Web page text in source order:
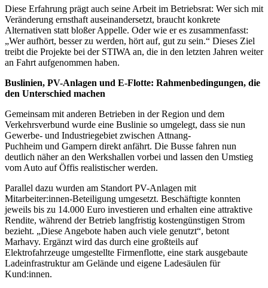
Diese Erfahrung prägt auch seine Arbeit im Betriebsrat: Wer sich mit
Veränderung ernsthaft auseinandersetzt, braucht konkrete
Alternativen statt bloßer Appelle. Oder wie er es zusammenfasst:
„Wer aufhört, besser zu werden, hört auf, gut zu sein.“ Dieses Ziel
treibt die Projekte bei der STIWA an, die in den letzten Jahren weiter
an Fahrt aufgenommen haben.
Buslinien, PV-Anlagen und E-Flotte: Rahmenbedingungen, die
den Unterschied machen
Gemeinsam mit anderen Betrieben in der Region und dem
Verkehrsverbund wurde eine Buslinie so umgelegt, dass sie nun
Gewerbe- und Industriegebiet zwischen Attnang-
Puchheim und Gampern direkt anfährt. Die Busse fahren nun
deutlich näher an den Werkshallen vorbei und lassen den Umstieg
vom Auto aufÖffis realistischer werden.
Parallel dazu wurden am Standort PV-Anlagen mit
Mitarbeiter:innen-Beteiligung umgesetzt. Beschäftigte konnten
jeweils bis zu 14.000 Euro investieren und erhalten eine attraktive
Rendite, während der Betrieb langfristig kostengünstigen Strom
bezieht. „Diese Angebote haben auch viele genutzt“, betont
Marhavy. Ergänzt wird das durch eine großteils auf
Elektrofahrzeuge umgestellte Firmenflotte, eine stark ausgebaute
Ladeinfrastruktur am Gelände und eigene Ladesäulen für
Kund:innen.